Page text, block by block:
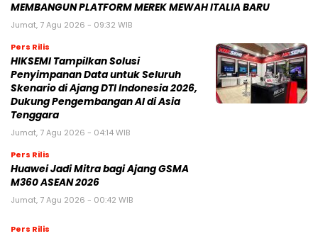
Kamis, 6 Agu 2026 - 17:00 WIB
Pers Rilis
Fair Finance Asia Desak Perbankan
Hentikan Pendanaan untuk Sektor
Batu Bara di ASEAN
Kamis, 6 Agu 2026 - 13:02 WIB
NASIONAL